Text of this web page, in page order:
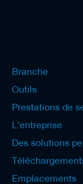
Branche
Outils
Prestations de
L'entreprise
Des solutions
Emplacements